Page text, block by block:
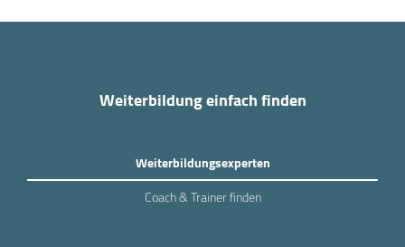
Weiterbildung einfach finden
Weiterbildungsexperten
Coach & Trainer finden